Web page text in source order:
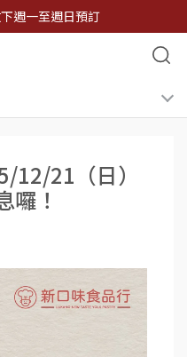
週一至週日預訂
21（日）
囉！